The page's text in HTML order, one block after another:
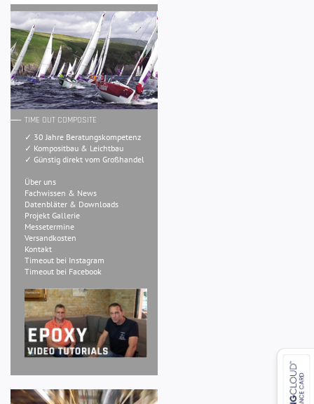
TIME OUT COMPOSITE
✓ 30 Jahre Beratungskompetenz
✓ Kompositbau & Leichtbau
✓ Günstig direkt vom Großhandel
Über uns
Fachwissen & News
Datenbläter & Downloads
Projekt Gallerie
Messetermine
Versandkosten
Kontakt
Timeout bei Instagram
Timeout bei Facebook